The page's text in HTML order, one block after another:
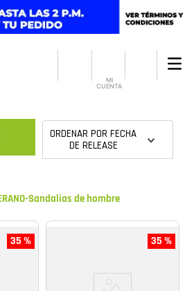
MI
CUENTA
ORDENAR POR FECHA
DE RELEASE
Sandalias de hombre
35 % 35 %